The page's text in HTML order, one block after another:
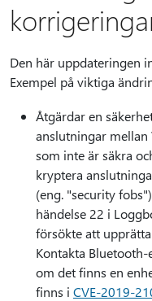
Den här uppdateringen
Exempel på viktiga
Åtgärdar en
anslutningar
som inte är säkra
kryptera
(eng. "security
händelse 22 i
försökte att
Kontakta
om det finns en
finns i CVE-2019-